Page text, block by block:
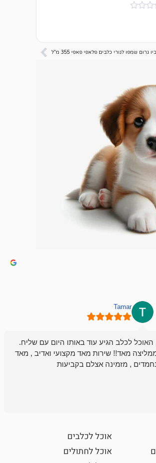
ביו גרום שמפו לגורי כלבים פלאפי פאפי 355 מ"ל
Tamar
האוכל לכלב הגיע עוד באותו היום עם שליח.
מאד!! שירות מאד מקצועי ואדיב , מאד
, מזמינה אצלם בקביעות
אוכל לכלבים
אוכל לחתולים